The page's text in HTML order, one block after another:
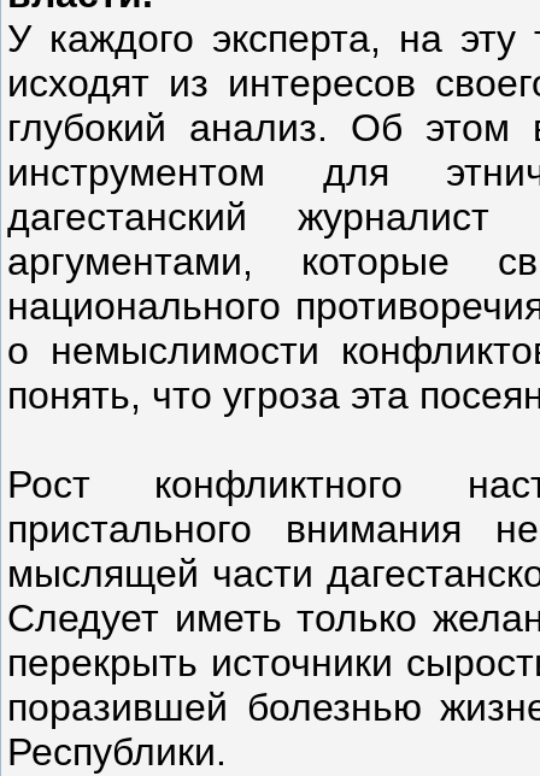
У каждого эксперта, на
исходят из интересов
глубокий анализ. Об этом
инструментом для
дагестанский
аргументами, которые
национального
о немыслимости
понять, что угроза эта
Рост конфликтного
пристального внимания
мыслящей части
Следует иметь только
перекрыть источники
поразившей болезнью
Республики.